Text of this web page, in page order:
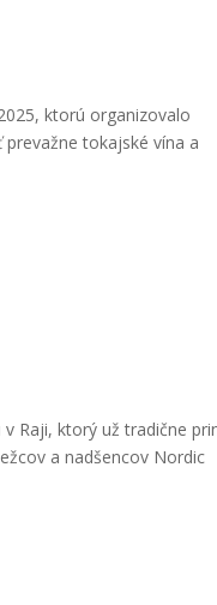
ktorú organizovalo
tokajské vína a
Raji, ktorý už tradične
a nadšencov Nordic